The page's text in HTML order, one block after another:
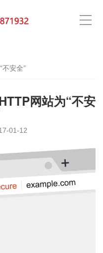
安全”
网站为“不安
01-12